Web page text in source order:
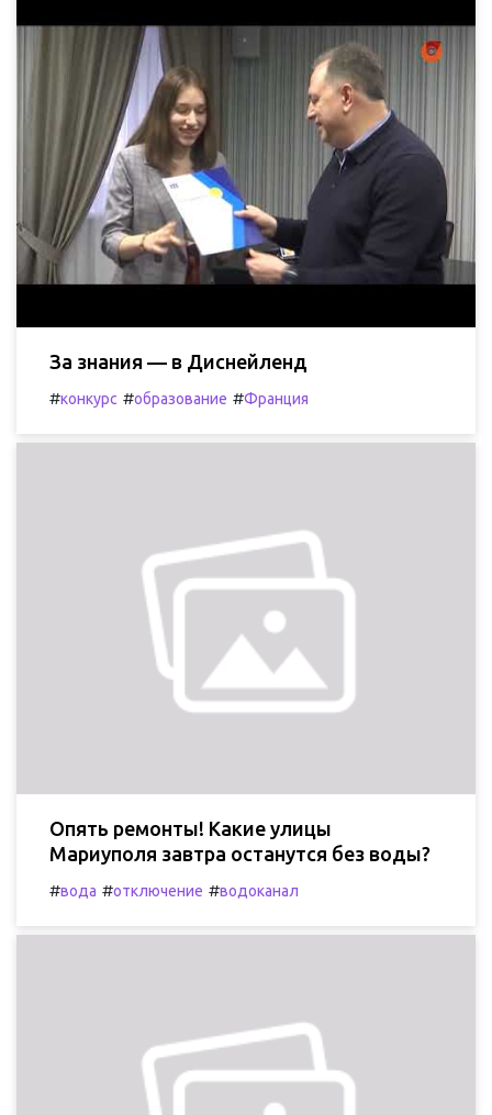
За знания — в Диснейленд
#конкурс #образование #Франция
Опять ремонты! Какие улицы
Мариуполя завтра останутся без воды?
#вода #отключение #водоканал